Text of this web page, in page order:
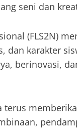
seni dan
(FLS2N)
dan karakter
berinovasi,
terus